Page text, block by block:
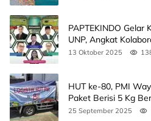
PAPTEKINDO Gelar
UNP, Angkat
Agendanya
13 Oktober 2025
HUT ke-80, PMI
Paket Berisi 5 Kg
25 September 2025